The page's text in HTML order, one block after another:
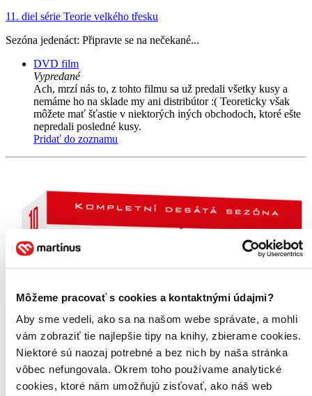
Môžeme pracovať s cookies a kontaktnými údajmi?
Aby sme vedeli, ako sa na našom webe správate, a mohli
vám zobraziť tie najlepšie tipy na knihy, zbierame cookies.
Niektoré sú naozaj potrebné a bez nich by naša stránka
vôbec nefungovala. Okrem toho používame analytické
cookies, ktoré nám umožňujú zisťovať, ako náš web
11. diel série Teorie velkého třesku
Sezóna jedenáct: Připravte se na nečekané...
DVD film
Vypredané
Ach, mrzí nás to, z tohto filmu sa už predali všetky kusy a
nemáme ho na sklade my ani distribútor :( Teoreticky však
môžete mať šťastie v niektorých iných obchodoch, ktoré ešte
nepredali posledné kusy.
Pridať do zoznamu